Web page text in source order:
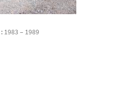
: 1983 – 1989